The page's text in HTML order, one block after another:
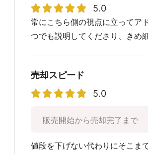
5.0
常にこちら側の視点に立ってア
つでも説明してくださり、きめ
売却スピード
5.0
販売開始から売却完了まで
値段を下げない代わりにそこま